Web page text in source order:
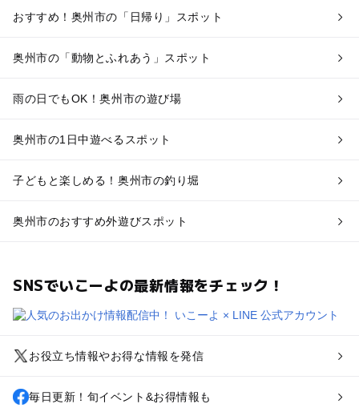
おすすめ！奥州市の「日帰り」スポット
奥州市の「動物とふれあう」スポット
雨の日でもOK！奥州市の遊び場
奥州市の1日中遊べるスポット
子どもと楽しめる！奥州市の釣り堀
奥州市のおすすめ外遊びスポット
SNSでいこーよの最新情報をチェック！
お役立ち情報やお得な情報を発信
毎日更新！旬イベント&お得情報も